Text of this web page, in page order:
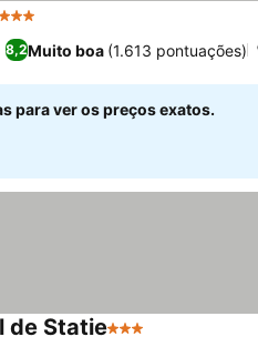
3 Estrelas
8,2Muito boa (1.613 pontuações)
para ver os preços exatos.
de Statie3 Estrelas